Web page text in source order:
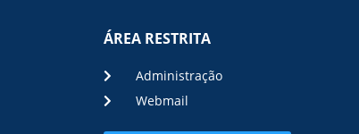
ÁREA RESTRITA
Administração
Webmail